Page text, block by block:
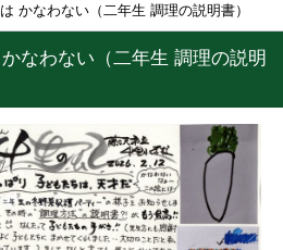
かなわない（二年生 調理の説明書）
なわない（二年生 調理の説明